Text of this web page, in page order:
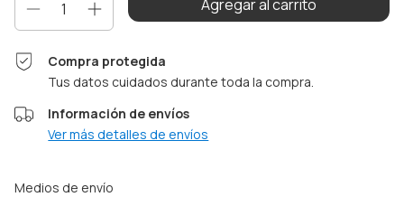
Compra protegida
Tus datos cuidados durante toda la compra.
Información de envíos
Ver más detalles de envíos
Entregas para el CP:
Medios de envío